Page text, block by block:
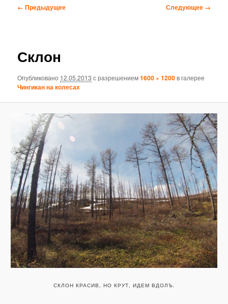
Навигация
← Предыдущее Следующее →
Склон
Опубликовано 12.05.2013 с разрешением1600 × 1200в галерее
Чингикан на колесах
СКЛОН КРАСИВ, НО КРУТ, ИДЕМ ВДОЛЪ.